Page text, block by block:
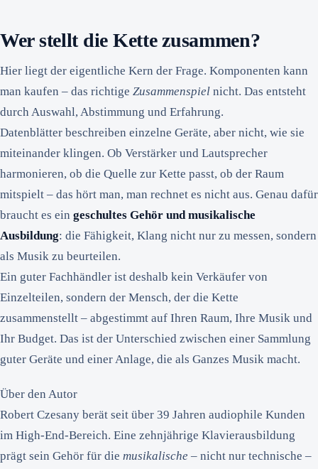
Wer stellt die Kette zusammen?
Hier liegt der eigentliche Kern der Frage. Komponenten kann
man kaufen – das richtige Zusammenspiel nicht. Das entsteht
durch Auswahl, Abstimmung und Erfahrung.
Datenblätter beschreiben einzelne Geräte, aber nicht, wie sie
miteinander klingen. Ob Verstärker und Lautsprecher
harmonieren, ob die Quelle zur Kette passt, ob der Raum
mitspielt – das hört man, man rechnet es nicht aus. Genau dafür
braucht es ein geschultes Gehör und musikalische
Ausbildung: die Fähigkeit, Klang nicht nur zu messen, sondern
als Musik zu beurteilen.
Ein guter Fachhändler ist deshalb kein Verkäufer von
Einzelteilen, sondern der Mensch, der die Kette
zusammenstellt – abgestimmt auf Ihren Raum, Ihre Musik und
Ihr Budget. Das ist der Unterschied zwischen einer Sammlung
guter Geräte und einer Anlage, die als Ganzes Musik macht.
Über den Autor
Robert Czesany berät seit über 39 Jahren audiophile Kunden
im High-End-Bereich. Eine zehnjährige Klavierausbildung
prägt sein Gehör für die musikalische – nicht nur technische –